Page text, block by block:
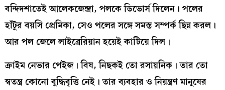
বন্দিদশাতেই আলেকজেন্দ্রা, পলকে ডিভোর্স দিলেন। পলের
হাঁটুর বয়সি প্রেমিকা, সেও পলের সঙ্গে সমস্ত সম্পর্ক ছিন্ন করল।
আর পল জেলে লাইব্রেরিয়ান হয়েই কাটিয়ে দিল।
ক্রাইম নেভার পেইজ। বিষ, নিছকই তো রসায়নিক। তার তো
স্বতন্ত্র কোনো বুদ্ধিবৃত্তি নেই। তার ব্যবহার ও নিয়ন্ত্রণ মানুষের